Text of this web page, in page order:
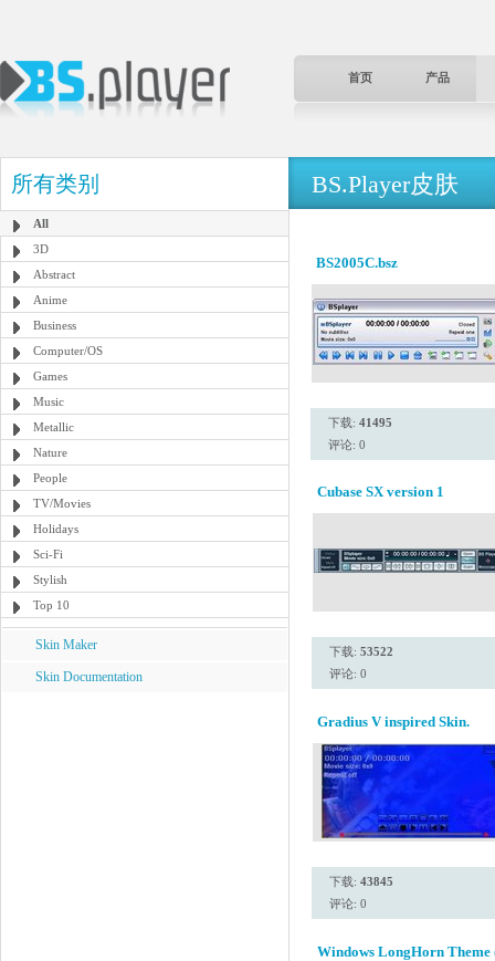
首页 产品
所有类别
All
3D
Abstract
Anime
Business
Computer/OS
Games
Music
Metallic
Nature
People
TV/Movies
Holidays
Sci-Fi
Stylish
Top 10
Skin Maker
Skin Documentation
BS.Player皮肤
BS2005C.bsz
下载: 41495
评论: 0
Cubase SX version 1
下载: 53522
评论: 0
Gradius V inspired Skin.
下载: 43845
评论: 0
Windows LongHorn